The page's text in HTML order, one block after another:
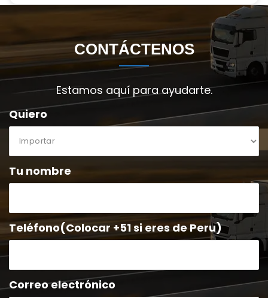
CONTÁCTENOS
Estamos aquí para ayudarte.
Quiero
Tu nombre
Teléfono(Colocar +51 si eres de Peru)
Correo electrónico